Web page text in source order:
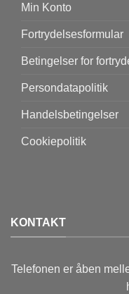
Min Konto
Fortrydelsesformular
Betingelser for
Persondatapolitik
Handelsbetingelser
Cookiepolitik
KONTAKT
Telefonen er åben